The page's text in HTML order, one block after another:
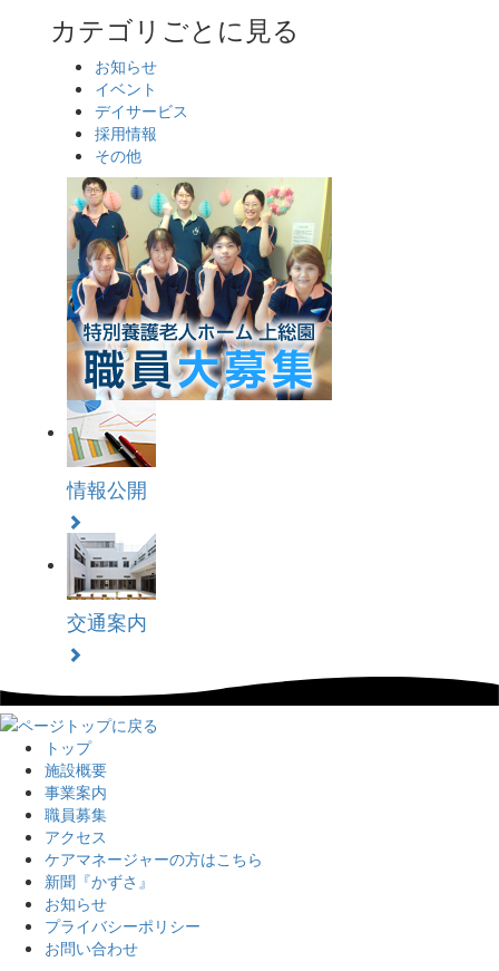
カテゴリごとに見る
お知らせ
イベント
デイサービス
採用情報
その他
情報公開
交通案内
トップ
施設概要
事業案内
職員募集
アクセス
ケアマネージャーの方はこちら
新聞『かずさ』
お知らせ
プライバシーポリシー
お問い合わせ